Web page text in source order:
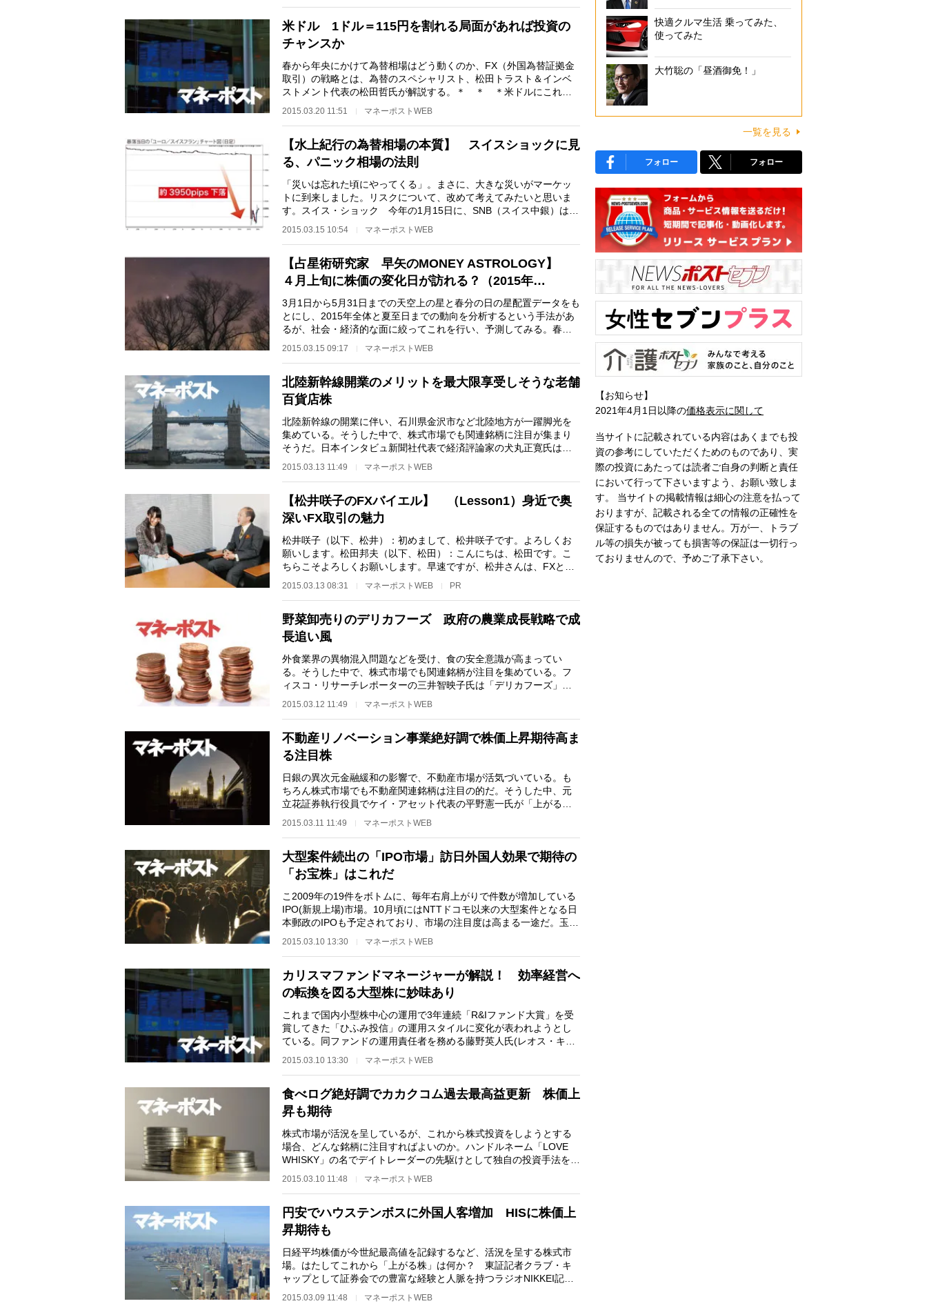
米ドル 1ドル＝115円を割れる局面があれば投資の
チャンスか
春から年央にかけて為替相場はどう動くのか、FX（外国為替証拠金
取引）の戦略とは、為替のスペシャリスト、松田トラスト＆インベ
ストメント代表の松田哲氏が解説する。＊ ＊ ＊米ドルにこれか
2015.03.20 11:51 マネーポストWEB
【水上紀行の為替相場の本質】 スイスショックに見
る、パニック相場の法則
「災いは忘れた頃にやってくる」。まさに、大きな災いがマーケッ
トに到来しました。リスクについて、改めて考えてみたいと思いま
す。スイス・ショック 今年の1月15日に、SNB（スイス中銀）は、
2015.03.15 10:54 マネーポストWEB
【占星術研究家 早矢のMONEY ASTROLOGY】
４月上旬に株価の変化日が訪れる？（2015年…
3月1日から5月31日までの天空上の星と春分の日の星配置データをも
とにし、2015年全体と夏至日までの動向を分析するという手法があ
るが、社会・経済的な面に絞ってこれを行い、予測してみる。春分
2015.03.15 09:17 マネーポストWEB
北陸新幹線開業のメリットを最大限享受しそうな老舗
百貨店株
北陸新幹線の開業に伴い、石川県金沢市など北陸地方が一躍脚光を
集めている。そうした中で、株式市場でも関連銘柄に注目が集まり
そうだ。日本インタビュ新聞社代表で経済評論家の犬丸正寛氏は、
2015.03.13 11:49 マネーポストWEB
【松井咲子のFXバイエル】 （Lesson1）身近で奥
深いFX取引の魅力
松井咲子（以下、松井）：初めまして、松井咲子です。よろしくお
願いします。松田邦夫（以下、松田）：こんにちは、松田です。こ
ちらこそよろしくお願いします。早速ですが、松井さんは、FXとい
2015.03.13 08:31 マネーポストWEB PR
野菜卸売りのデリカフーズ 政府の農業成長戦略で成
長追い風
外食業界の異物混入問題などを受け、食の安全意識が高まってい
る。そうした中で、株式市場でも関連銘柄が注目を集めている。フ
ィスコ・リサーチレポーターの三井智映子氏は「デリカフーズ」
（東証1部・3392）に株価…
2015.03.12 11:49 マネーポストWEB
不動産リノベーション事業絶好調で株価上昇期待高ま
る注目株
日銀の異次元金融緩和の影響で、不動産市場が活気づいている。も
ちろん株式市場でも不動産関連銘柄は注目の的だ。そうした中、元
立花証券執行役員でケイ・アセット代表の平野憲一氏が「上がる
2015.03.11 11:49 マネーポストWEB
大型案件続出の「IPO市場」訪日外国人効果で期待の
「お宝株」はこれだ
こ2009年の19件をボトムに、毎年右肩上がりで件数が増加している
IPO(新規上場)市場。10月頃にはNTTドコモ以来の大型案件となる日
本郵政のIPOも予定されており、市場の注目度は高まる一途だ。玉石
2015.03.10 13:30 マネーポストWEB
カリスマファンドマネージャーが解説！ 効率経営へ
の転換を図る大型株に妙味あり
これまで国内小型株中心の運用で3年連続「R&Iファンド大賞」を受
賞してきた「ひふみ投信」の運用スタイルに変化が表われようとし
ている。同ファンドの運用責任者を務める藤野英人氏(レオス・キャ
2015.03.10 13:30 マネーポストWEB
食べログ絶好調でカカクコム過去最高益更新 株価上
昇も期待
株式市場が活況を呈しているが、これから株式投資をしようとする
場合、どんな銘柄に注目すればよいのか。ハンドルネーム「LOVE
WHISKY」の名でデイトレーダーの先駆けとして独自の投資手法を確
2015.03.10 11:48 マネーポストWEB
円安でハウステンボスに外国人客増加 HISに株価上
昇期待も
日経平均株価が今世紀最高値を記録するなど、活況を呈する株式市
場。はたしてこれから「上がる株」は何か？ 東証記者クラブ・キ
ャップとして証券会での豊富な経験と人脈を持つラジオNIKKEI記
2015.03.09 11:48 マネーポストWEB
快適クルマ生活 乗ってみた、
使ってみた
大竹聡の「昼酒御免！」
一覧を見る
フォロー フォロー
【お知らせ】
2021年4月1日以降の価格表示に関して
当サイトに記載されている内容はあくまでも投
資の参考にしていただくためのものであり、実
際の投資にあたっては読者ご自身の判断と責任
において行って下さいますよう、お願い致しま
す。 当サイトの掲載情報は細心の注意を払って
おりますが、記載される全ての情報の正確性を
保証するものではありません。万が一、トラブ
ル等の損失が被っても損害等の保証は一切行っ
ておりませんので、予めご了承下さい。